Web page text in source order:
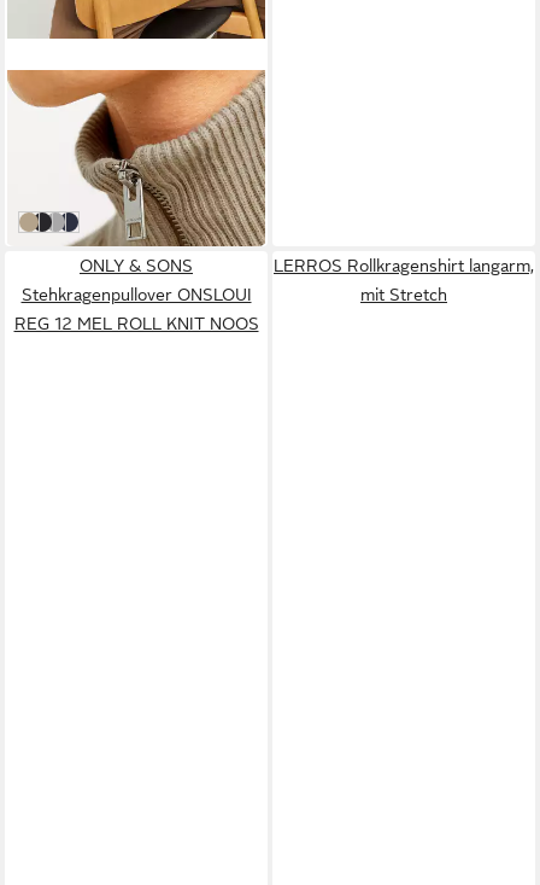
JACK & JONES
Troyer JJEPERFECT KNIT
HALF ZIP SN
ab 25,64 € UVP49,99 €
Crockery
Schwarz
Light Grey Melange
Sky Captain
ONLY & SONS
Stehkragenpullover ONSLOUI
REG 12 MEL ROLL KNIT NOOS
LERROS Rollkragenshirt langarm,
mit Stretch